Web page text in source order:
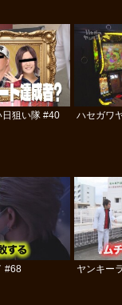
日狙い隊 #40 ハセガワ
#68 ヤンキー